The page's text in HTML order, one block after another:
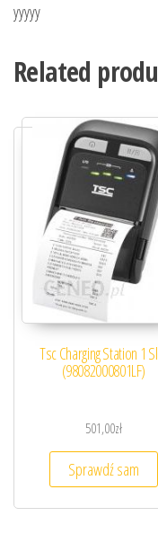
yyyyy
Related
Tsc Charging Station 1
(98082000801LF)
501,00zł
Sprawdź sam